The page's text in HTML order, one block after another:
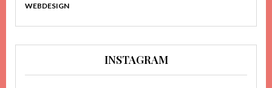
WEBDESIGN
INSTAGRAM